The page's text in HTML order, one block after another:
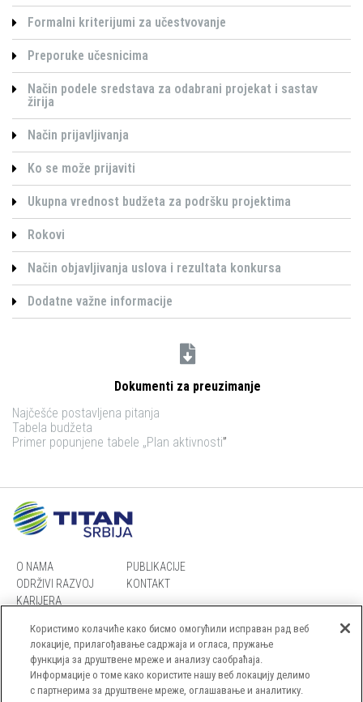
Formalni kriterijumi za učestvovanje
Preporuke učesnicima
Način podele sredstava za odabrani projekat i sastav
žirija
Način prijavljivanja
Ko se može prijaviti
Ukupna vrednost budžeta za podršku projektima
Rokovi
Način objavljivanja uslova i rezultata konkursa
Dodatne važne informacije
Dokumenti za preuzimanje
Najčešće postavljena pitanja
Tabela budžeta
Primer popunjene tabele „Plan aktivnosti”
O NAMA
ODRŽIVI RAZVOJ
KARIJERA
PUBLIKACIJE
KONTAKT
MAPA SAJTA
Користимо колачиће како бисмо омогућили исправан рад веб
локације, прилагођавање садржаја и огласа, пружање
функција за друштвене мреже и анализу саобраћаја.
Информације о томе како користите нашу веб локацију делимо
с партнерима за друштвене мреже, оглашавање и аналитику.